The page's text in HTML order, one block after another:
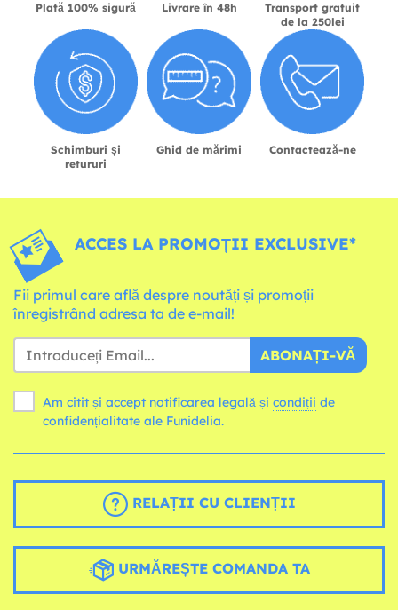
Plată 100% sigură Livrare în 48h
Transport gratuit
de la 250lei
Schimburi și
retururi
Ghid de mărimi Contactează-ne
ACCES LA PROMOȚII EXCLUSIVE*
Fii primul care află despre noutăți și promoții
înregistrând adresa ta de e-mail!
ABONAȚI-VĂ
Am citit și accept notificarea legală și condiții
confidențialitate ale Funidelia.
RELAȚII CU CLIENȚII
URMĂREȘTE COMANDA TA